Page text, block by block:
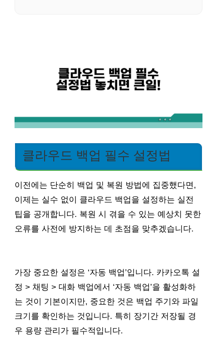
클라우드 백업 필수 설정법
이전에는 단순히 백업 및 복원 방법에 집중했다면,
이제는 실수 없이 클라우드 백업을 설정하는 실전
팁을 공개합니다. 복원 시 겪을 수 있는 예상치 못한
오류를 사전에 방지하는 데 초점을 맞추겠습니다.
가장 중요한 설정은 ‘자동 백업’입니다. 카카오톡 설
정 > 채팅 > 대화 백업에서 ‘자동 백업’을 활성화하
는 것이 기본이지만, 중요한 것은 백업 주기와 파일
크기를 확인하는 것입니다. 특히 장기간 저장될 경
우 용량 관리가 필수적입니다.